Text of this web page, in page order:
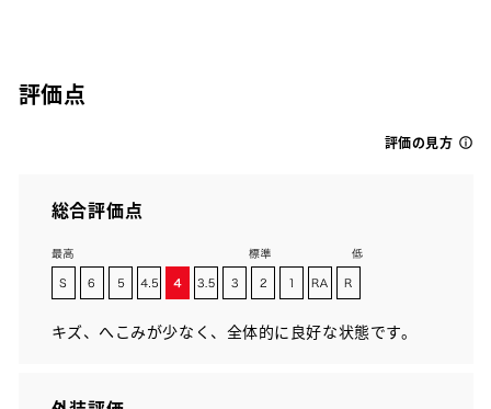
評価点
評価の見方
総合評価点
キズ、へこみが少なく、全体的に良好な状態です。